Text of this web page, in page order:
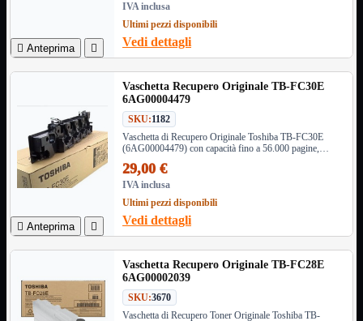
Telefono
TEST
USB Type-C
USB2 
USB3 
VGA 
Alimentazione
220Volt
Molex
Prolunga
Sata
VGA
USB2Mostra tutti i prodotti
A/A Maschio
Micro
Mini
OTG
Prolunga
Stampante
 Anteprima 
IVA inclusa
Ultimi pezzi disponibili
Vedi dettagli
 Anteprima 
Vaschetta Recupero Originale TB-FC30E
6AG00004479
SKU:1182
Vaschetta di Recupero Originale Toshiba TB-FC30E
(6AG00004479) con capacità fino a 56.000 pagine,
di alta qualità e prestazioni ottimali.
29,00 €
IVA inclusa
Ultimi pezzi disponibili
Vedi dettagli
Vaschetta Recupero Originale TB-FC28E
6AG00002039
SKU:3670
Vaschetta di Recupero Toner Originale Toshiba TB-